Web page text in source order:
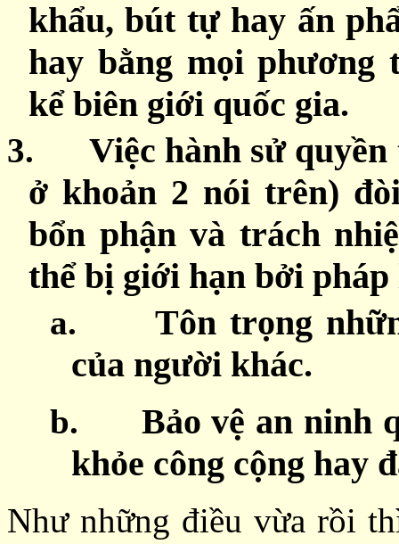
khẩu, bút tự hay ấn
hay bằng mọi phương
kể biên giới quốc gia.
3.
Việc hành sử
ở khoản 2 nói trên)
bổn phận và trách
thể bị giới hạn bởi
a.
Tôn trọng
của người khác.
b.
Bảo vệ an ninh
khỏe công cộng hay
Như những điều vừa rồi